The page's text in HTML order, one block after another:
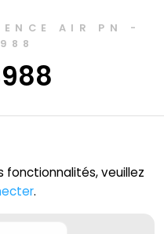
AIR PN
-
fonctionnalités, veuillez
.